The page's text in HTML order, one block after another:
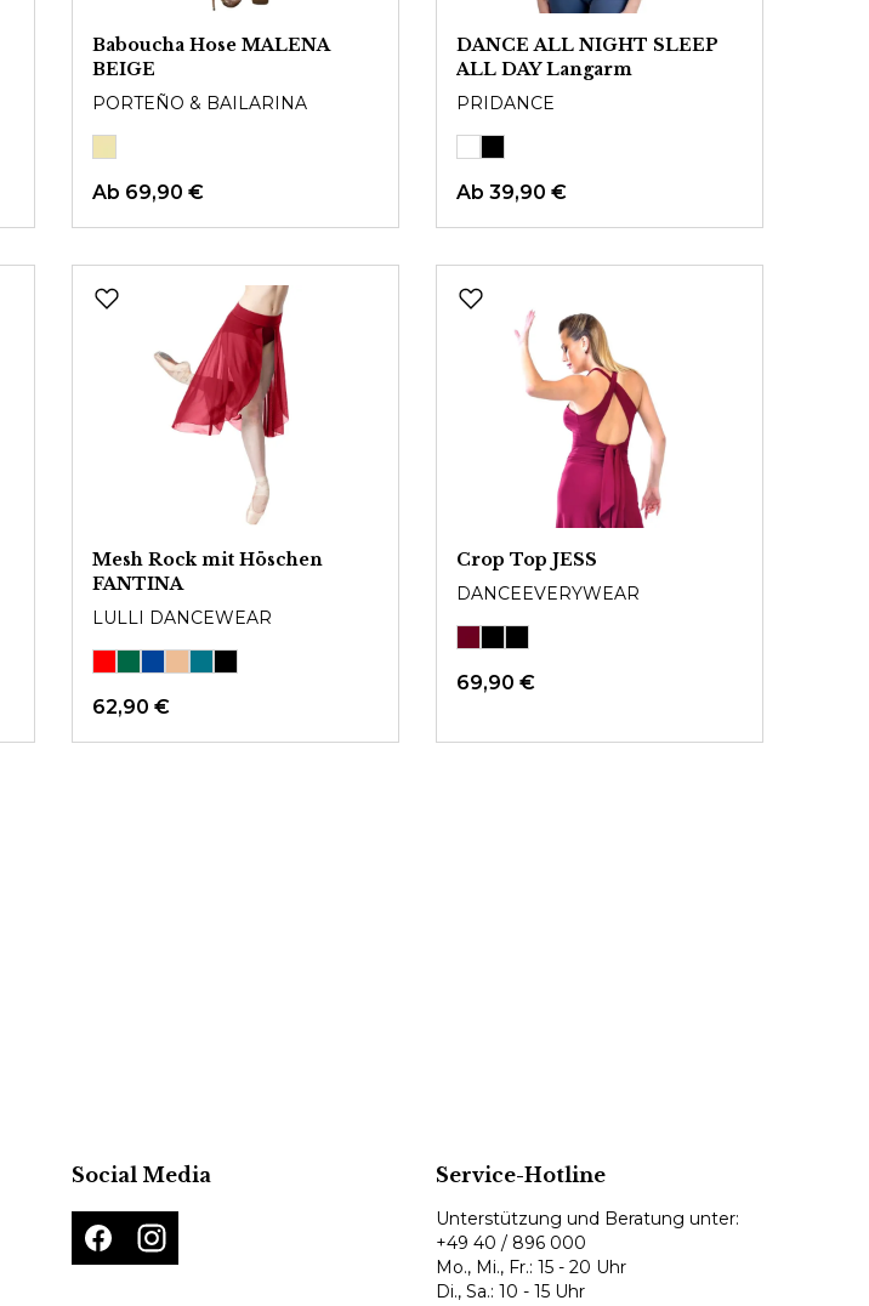
Baboucha Hose MALENA
BEIGE
PORTEÑO & BAILARINA
Ab 69,90 €
DANCE ALL NIGHT SLEEP
ALL DAY Langarm
PRIDANCE
Ab 39,90 €
Mesh Rock mit Höschen
FANTINA
LULLI DANCEWEAR
62,90 €
Crop Top JESS
DANCEEVERYWEAR
69,90 €
Social Media Service-Hotline
Unterstützung und Beratung unter:
+49 40 / 896 000
Mo., Mi., Fr.: 15 - 20 Uhr
Di., Sa.: 10 - 15 Uhr